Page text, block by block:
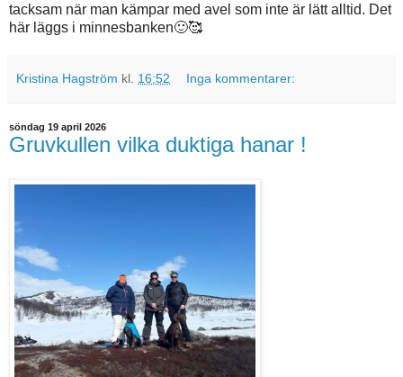
tacksam när man kämpar med avel som inte är lätt alltid. Det
här läggs i minnesbanken🙂🥰
Kristina Hagström kl. 16:52 Inga kommentarer:
söndag 19 april 2026
Gruvkullen vilka duktiga hanar !